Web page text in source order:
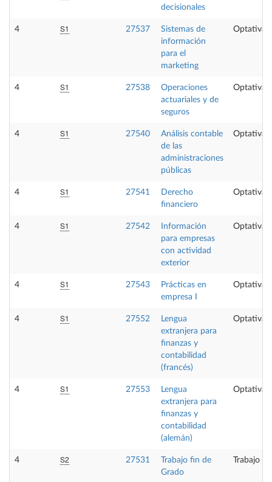
decisionales
4 S1 27537
Sistemas de
información
para el
marketing
Optativa
4 S1 27538
Operaciones
actuariales y de
seguros
Optativa
4 S1 27540
Análisis contable
de las
administraciones
públicas
Optativa
4 S1 27541
Derecho
financiero
Optativa
4 S1 27542
Información
para empresas
con actividad
exterior
Optativa
4 S1 27543
Prácticas en
empresa I
Optativa
4 S1 27552
Lengua
extranjera para
finanzas y
contabilidad
(francés)
Optativa
4 S1 27553
Lengua
extranjera para
finanzas y
contabilidad
(alemán)
Optativa
4 S2 27531
Trabajo fin de
Grado
Trabajo